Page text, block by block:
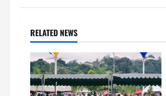
n
a
v
RELATED NEWS